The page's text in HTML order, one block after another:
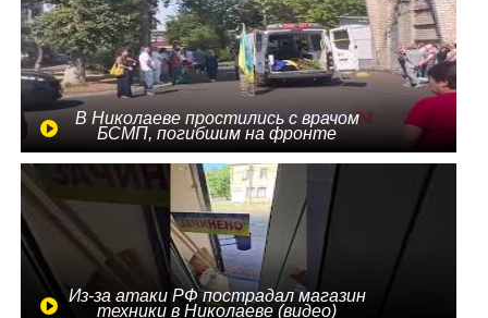
В Николаеве простились с врачом
БСМП, погибшим на фронте
Из-за атаки РФ пострадал магазин
техники в Николаеве (видео)